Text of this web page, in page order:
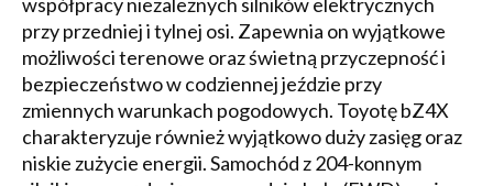
przy przedniej i tylnej osi. Zapewnia on wyjątkowe
możliwości terenowe oraz świetną przyczepność i
bezpieczeństwo w codziennej jeździe przy
zmiennych warunkach pogodowych. Toyotę bZ4X
charakteryzuje również wyjątkowo duży zasięg oraz
niskie zużycie energii. Samochód z 204-konnym